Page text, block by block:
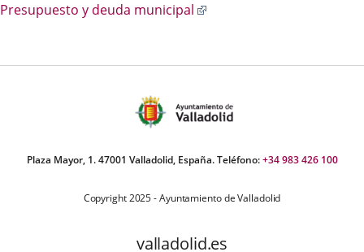
Presupuesto y deuda municipal
aplicación
Plaza Mayor, 1. 47001 Valladolid, España. Teléfono:+34 983 426 100
Copyright 2025 - Ayuntamiento de Valladolid
valladolid.es